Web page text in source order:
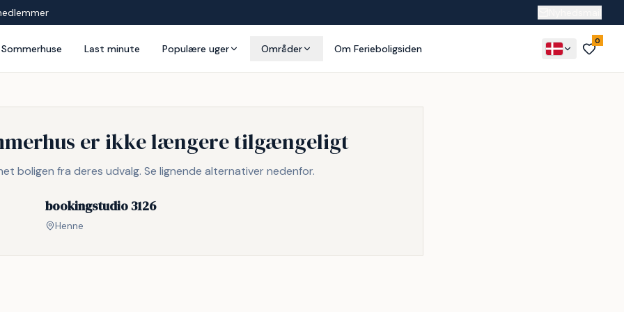
Sommerhuse Last minute Populære uger Områder Om Ferieboligsiden
0
er ikke længere tilgængeligt
boligen fra deres udvalg. Se lignende alternativer nedenfor.
bookingstudio 3126
Henne